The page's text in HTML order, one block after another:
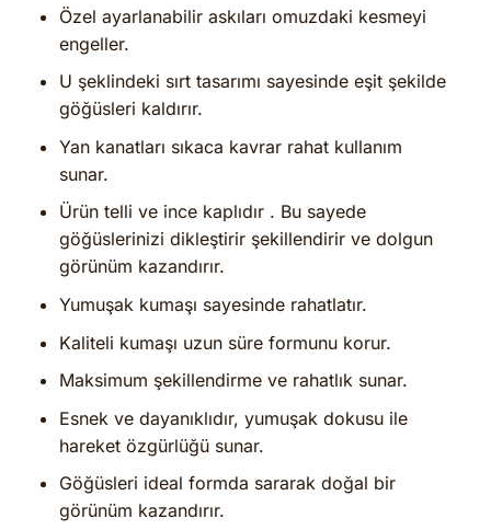
Özel ayarlanabilir askıları omuzdaki kesmeyi
engeller.
U şeklindeki sırt tasarımı sayesinde eşit şekilde
göğüsleri kaldırır.
Yan kanatları sıkaca kavrar rahat kullanım
sunar.
Ürün telli ve ince kaplıdır . Bu sayede
göğüslerinizi dikleştirir şekillendirir ve dolgun
görünüm kazandırır.
Yumuşak kumaşı sayesinde rahatlatır.
Kaliteli kumaşı uzun süre formunu korur.
Maksimum şekillendirme ve rahatlık sunar.
Esnek ve dayanıklıdır, yumuşak dokusu ile
hareket özgürlüğü sunar.
Göğüsleri ideal formda sararak doğal bir
görünüm kazandırır.